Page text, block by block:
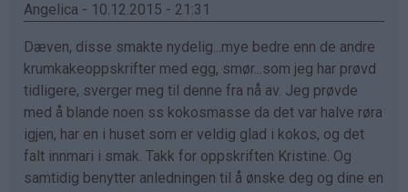
Angelica - 10.12.2015 - 21:31
Dæven, disse smakte nydelig...mye bedre enn de andre
krumkakeoppskrifter med egg, smør...som jeg har prøvd
tidligere, sverger meg til denne fra nå av. Jeg prøvde
med å blande noen ss kokosmasse da det var halve røra
igjen, har en i huset som er veldig glad i kokos, og det
falt innmari i smak. Takk for oppskriften Kristine. Og
samtidig benytter anledningen til å ønske deg og dine en